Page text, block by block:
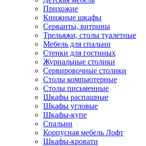
Прихожие
Книжные шкафы
Серванты, витрины
Трельяжи, столы туалетные
Мебель для спальни
Стенки для гостиных
Журнальные столики
Сервировочные столики
Столы компьютерные
Столы письменные
Шкафы распашные
Шкафы угловые
Шкафы-купе
Спальни
Корпусная мебель Лофт
Шкафы-кровати